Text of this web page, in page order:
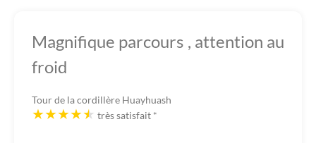
Magnifique parcours , attention au
froid
Tour de la cordillère Huayhuash
très satisfait *